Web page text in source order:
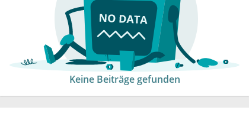
Keine Beiträge gefunden